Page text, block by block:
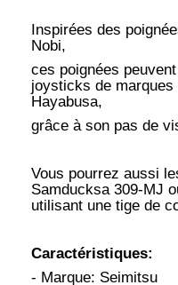
Inspirées des
Nobi,
ces poignées
joysticks de
Hayabusa,
grâce à son pas de
Vous pourrez aussi
Samducksa 309-MJ
utilisant une tige de
Caractéristiques:
- Marque: Seimitsu